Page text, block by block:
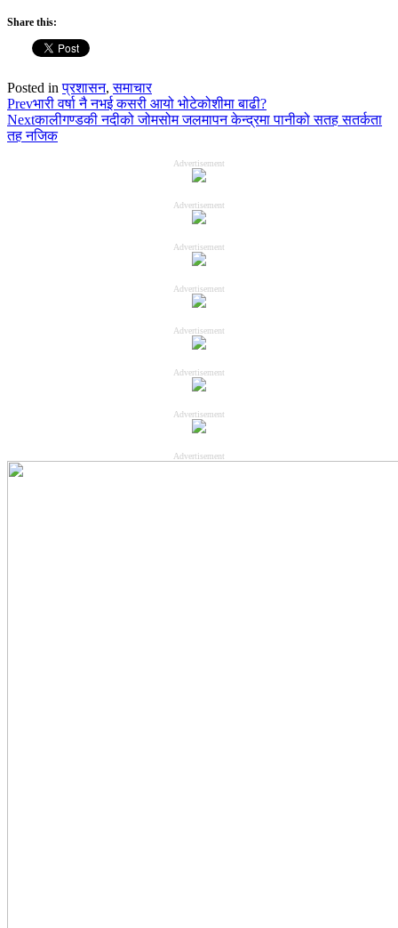
Share this:
Posted inप्रशासन,समाचार
Prevभारी वर्षा नै नभई कसरी आयो भोटेकोशीमा बाढी?
Nextकालीगण्डकी नदीको जोमसोम जलमापन केन्द्रमा पानीको सतह सतर्कता
तह नजिक
Advertisement
Advertisement
Advertisement
Advertisement
Advertisement
Advertisement
Advertisement
Advertisement